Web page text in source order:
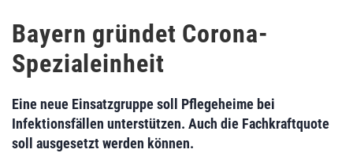
Bayern gründet Corona-
Spezialeinheit
Eine neue Einsatzgruppe soll Pflegeheime bei
Infektionsfällen unterstützen. Auch die Fachkraftquote
soll ausgesetzt werden können.